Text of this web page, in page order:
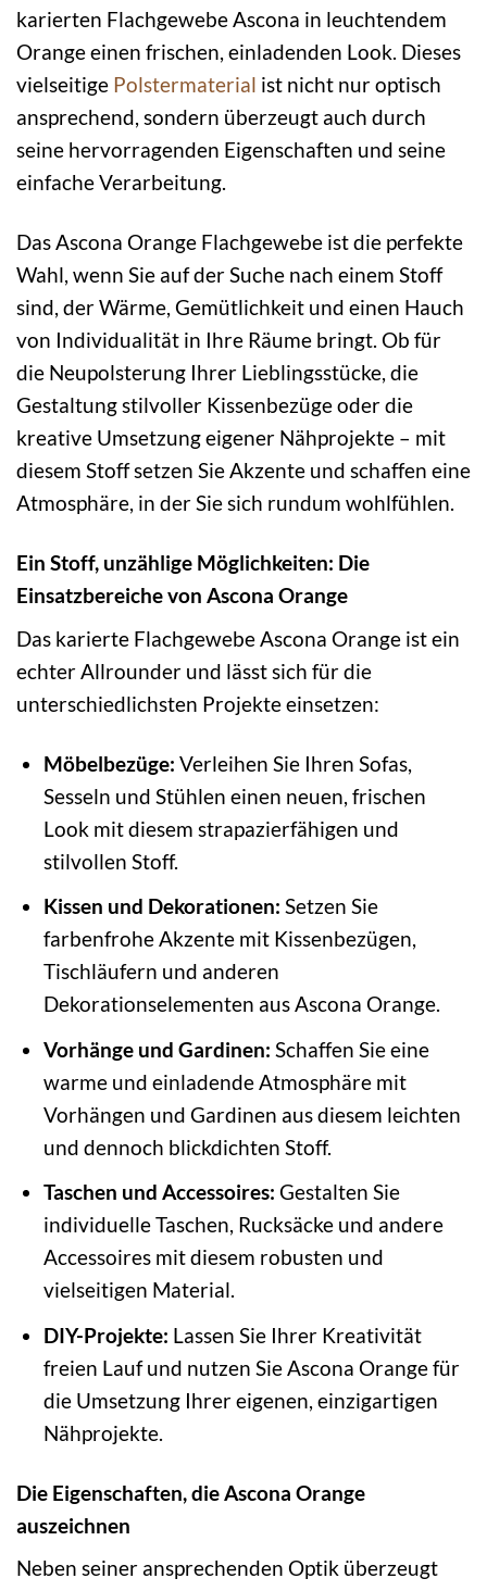
karierten Flachgewebe Ascona in leuchtendem
Orange einen frischen, einladenden Look. Dieses
vielseitige Polstermaterial ist nicht nur optisch
ansprechend, sondern überzeugt auch durch
seine hervorragenden Eigenschaften und seine
einfache Verarbeitung.
Das Ascona Orange Flachgewebe ist die perfekte
Wahl, wenn Sie auf der Suche nach einem Stoff
sind, der Wärme, Gemütlichkeit und einen Hauch
von Individualität in Ihre Räume bringt. Ob für
die Neupolsterung Ihrer Lieblingsstücke, die
Gestaltung stilvoller Kissenbezüge oder die
kreative Umsetzung eigener Nähprojekte – mit
diesem Stoff setzen Sie Akzente und schaffen eine
Atmosphäre, in der Sie sich rundum wohlfühlen.
Ein Stoff, unzählige Möglichkeiten: Die
Einsatzbereiche von Ascona Orange
Das karierte Flachgewebe Ascona Orange ist ein
echter Allrounder und lässt sich für die
unterschiedlichsten Projekte einsetzen:
Möbelbezüge: Verleihen Sie Ihren Sofas,
Sesseln und Stühlen einen neuen, frischen
Look mit diesem strapazierfähigen und
stilvollen Stoff.
Kissen und Dekorationen: Setzen Sie
farbenfrohe Akzente mit Kissenbezügen,
Tischläufern und anderen
Dekorationselementen aus Ascona Orange.
Vorhänge und Gardinen: Schaffen Sie eine
warme und einladende Atmosphäre mit
Vorhängen und Gardinen aus diesem leichten
und dennoch blickdichten Stoff.
Taschen und Accessoires: Gestalten Sie
individuelle Taschen, Rucksäcke und andere
Accessoires mit diesem robusten und
vielseitigen Material.
DIY-Projekte: Lassen Sie Ihrer Kreativität
freien Lauf und nutzen Sie Ascona Orange für
die Umsetzung Ihrer eigenen, einzigartigen
Nähprojekte.
Die Eigenschaften, die Ascona Orange
auszeichnen
Neben seiner ansprechenden Optik überzeugt